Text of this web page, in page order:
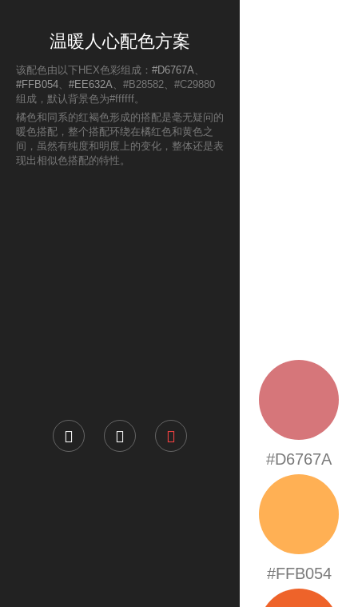
温暖人心配色方案
该配色由以下HEX色彩组成： #D6767A、
#FFB054、 #EE632A、#B28582、#C29880
组成，默认背景色为#ffffff。
橘色和同系的红褐色形成的搭配是毫无疑问的
暖色搭配，整个搭配环绕在橘红色和黄色之
间，虽然有纯度和明度上的变化，整体还是表
现出相似色搭配的特性。
#D6767A
#FFB054